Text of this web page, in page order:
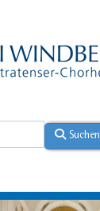
Suchen